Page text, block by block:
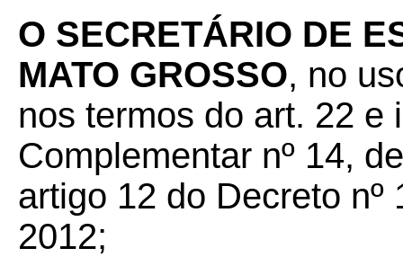
O SECRETÁRIO DE
MATO GROSSO, no
nos termos do art. 22 e
Complementar nº 14,
artigo 12 do Decreto
2012;